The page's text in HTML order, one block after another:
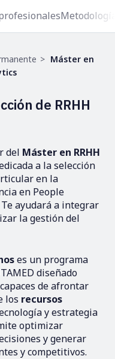
Máster en
de RRHH
del Máster en RRHH
a la selección
en la
en People
ayudará a integrar
la gestión del
es un programa
diseñado
de afrontar
los recursos
y estrategia
optimizar
y generar
y competitivos.